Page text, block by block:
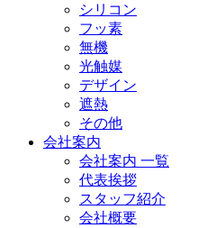
シリコン
フッ素
無機
光触媒
デザイン
遮熱
その他
会社案内
会社案内 一覧
代表挨拶
スタッフ紹介
会社概要